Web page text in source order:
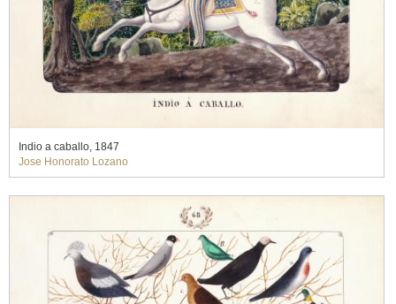
Indio a caballo, 1847
Jose Honorato Lozano